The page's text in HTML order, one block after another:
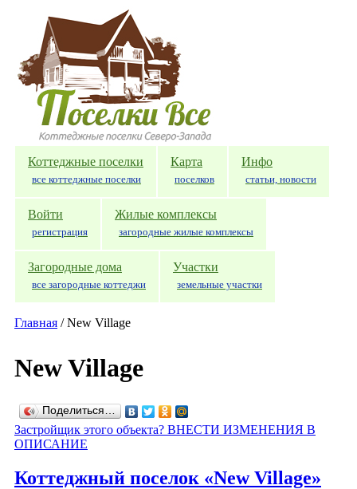
Перейти к основному содержанию
Коттеджные поселки
все коттеджные поселки
Карта
поселков
Инфо
статьи, новости
Войти
регистрация
Жилые комплексы
загородные жилые комплексы
Загородные дома
все загородные коттеджи
Участки
земельные участки
Главная /New Village
New Village
Поделиться…
Застройщик этого объекта? ВНЕСТИ ИЗМЕНЕНИЯ В
ОПИСАНИЕ
Коттеджный поселок «New Village»